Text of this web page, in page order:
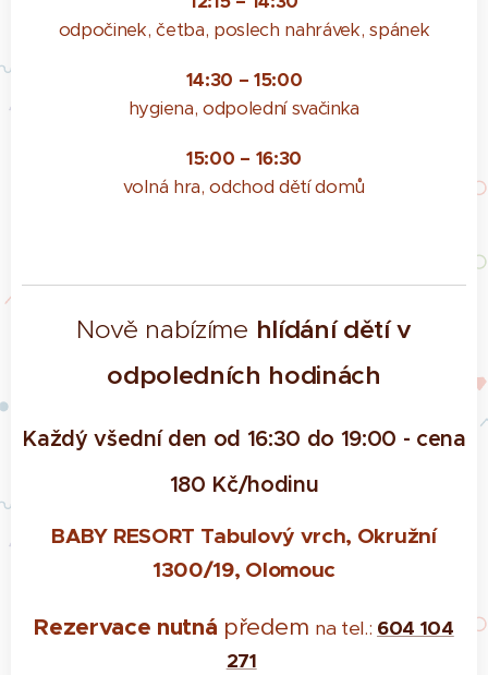
odpočinek, četba, poslech nahrávek, spánek
14:30 – 15:00
hygiena, odpolední svačinka
15:00 – 16:30
volná hra, odchod dětí domů
Nově nabízíme hlídání dětí v
odpoledních hodinách
Každý všední den od 16:30 do 19:00 - cena
180 Kč/hodinu
BABY RESORT Tabulový vrch, Okružní
1300/19, Olomouc
Rezervace nutná předem na tel.: 604 104
271